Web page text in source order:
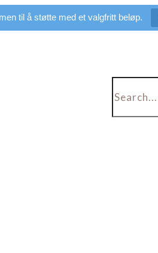
til å støtte med et valgfritt beløp.